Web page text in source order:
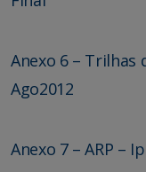
Anexo 6 – Trilhas
Ago2012
Anexo 7 – ARP –